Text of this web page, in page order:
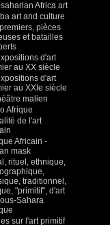
Africa art
art and culture
pièces
et batailles
d'art
au XX siècle
d'art
au XXIe siècle
malien
Afrique
de l'art
Africain -
mask
rituel, ethnique,
traditionnel,
"primitif", d'art
Sahara
sur l'art primitif